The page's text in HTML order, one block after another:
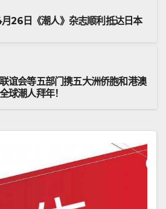
26日《潮人》杂志顺利抵达日本
谊会等五部门携五大洲侨胞和港澳
球潮人拜年！